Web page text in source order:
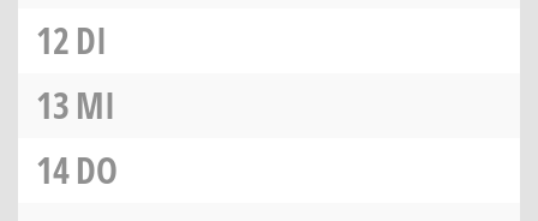
12DI
13MI
14DO